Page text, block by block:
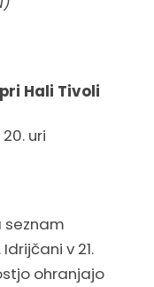
Hali Tivoli
uri
seznam
v 21.
ohranjajo